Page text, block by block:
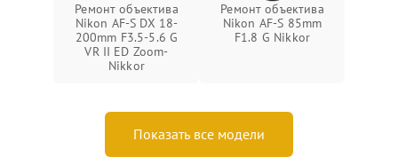
Ремонт объектива
Nikon AF-S DX 18-
200mm F3.5-5.6 G
VR II ED Zoom-
Nikkor
Ремонт объектива
Nikon AF-S 85mm
F1.8 G Nikkor
Показать все модели